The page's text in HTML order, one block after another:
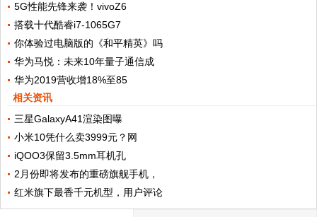
5G性能先锋来袭！vivoZ6
搭载十代酷睿i7-1065G7
你体验过电脑版的《和平精英》吗
华为马悦：未来10年量子通信成
华为2019营收增18%至85
相关资讯
三星GalaxyA41渲染图曝
小米10凭什么卖3999元？网
iQOO3保留3.5mm耳机孔
2月份即将发布的重磅旗舰手机，
红米旗下最香千元机型，用户评论